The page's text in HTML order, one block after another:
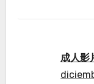
成人影